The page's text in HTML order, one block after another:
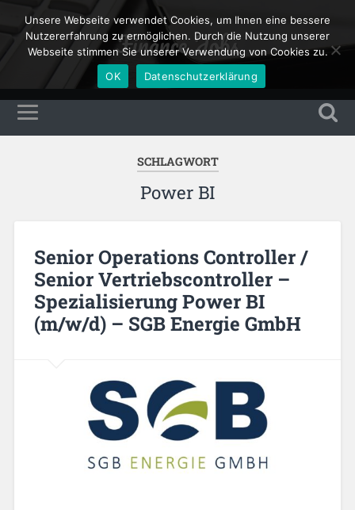
Finance Jobs
SCHLAGWORT
Power BI
Senior Operations Controller /
Senior Vertriebscontroller –
Spezialisierung Power BI
(m/w/d) – SGB Energie GmbH
Unsere Webseite verwendet Cookies, um Ihnen eine bessere
Nutzererfahrung zu ermöglichen. Durch die Nutzung unserer
Webseite stimmen Sie unserer Verwendung von Cookies zu.
OK
Datenschutzerklärung